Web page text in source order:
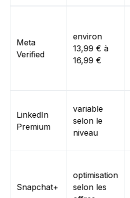
Meta
Verified
environ
13,99 € à
16,99 €
LinkedIn
Premium
variable
selon le
niveau
Snapchat+
optimisation
selon les